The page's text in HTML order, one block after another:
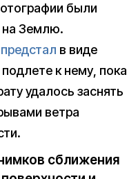
были
на Землю.
предстал в виде
к нему, пока
удалось заснять
ветра
сближения